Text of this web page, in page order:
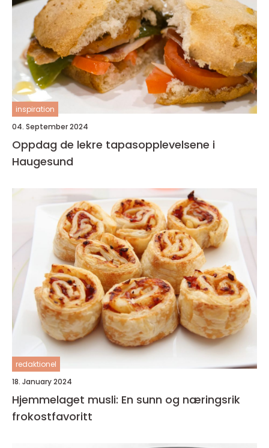
inspiration
04. September 2024
Oppdag de lekre tapasopplevelsene i
Haugesund
redaktionel
18. January 2024
Hjemmelaget musli: En sunn og næringsrik
frokostfavoritt